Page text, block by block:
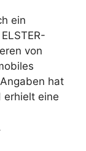
ein
von
hat
erhielt eine